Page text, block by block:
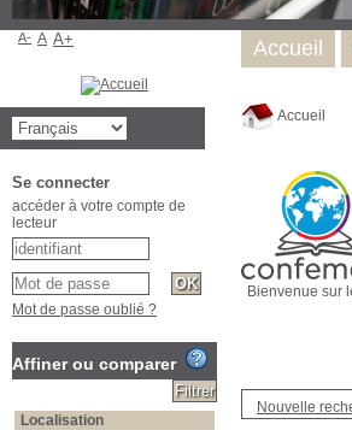
Accueil
Bienvenue
Nouvelle
Accueil
A- A A+
Se connecter
accéder à votre compte de
lecteur
Mot de passe oublié ?
Affiner ou comparer
Localisation